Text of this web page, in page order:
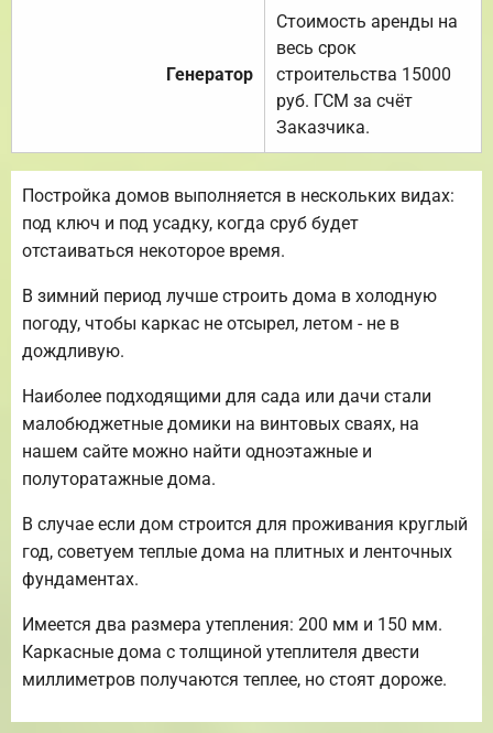
Генератор
Стоимость аренды на
весь срок
строительства 15000
руб. ГСМ за счёт
Заказчика.
Постройка домов выполняется в нескольких видах:
под ключ и под усадку, когда сруб будет
отстаиваться некоторое время.
В зимний период лучше строить дома в холодную
погоду, чтобы каркас не отсырел, летом - не в
дождливую.
Наиболее подходящими для сада или дачи стали
малобюджетные домики на винтовых сваях, на
нашем сайте можно найти одноэтажные и
полуторатажные дома.
В случае если дом строится для проживания круглый
год, советуем теплые дома на плитных и ленточных
фундаментах.
Имеется два размера утепления: 200 мм и 150 мм.
Каркасные дома с толщиной утеплителя двести
миллиметров получаются теплее, но стоят дороже.